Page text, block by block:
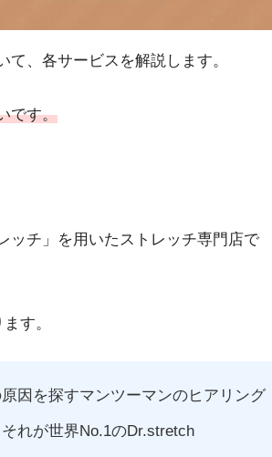
、各サービスを解説します。
です。
ッチ」を用いたストレッチ専門店で
す。
因を探すマンツーマンのヒアリング
れが世界No.1のDr.stretch